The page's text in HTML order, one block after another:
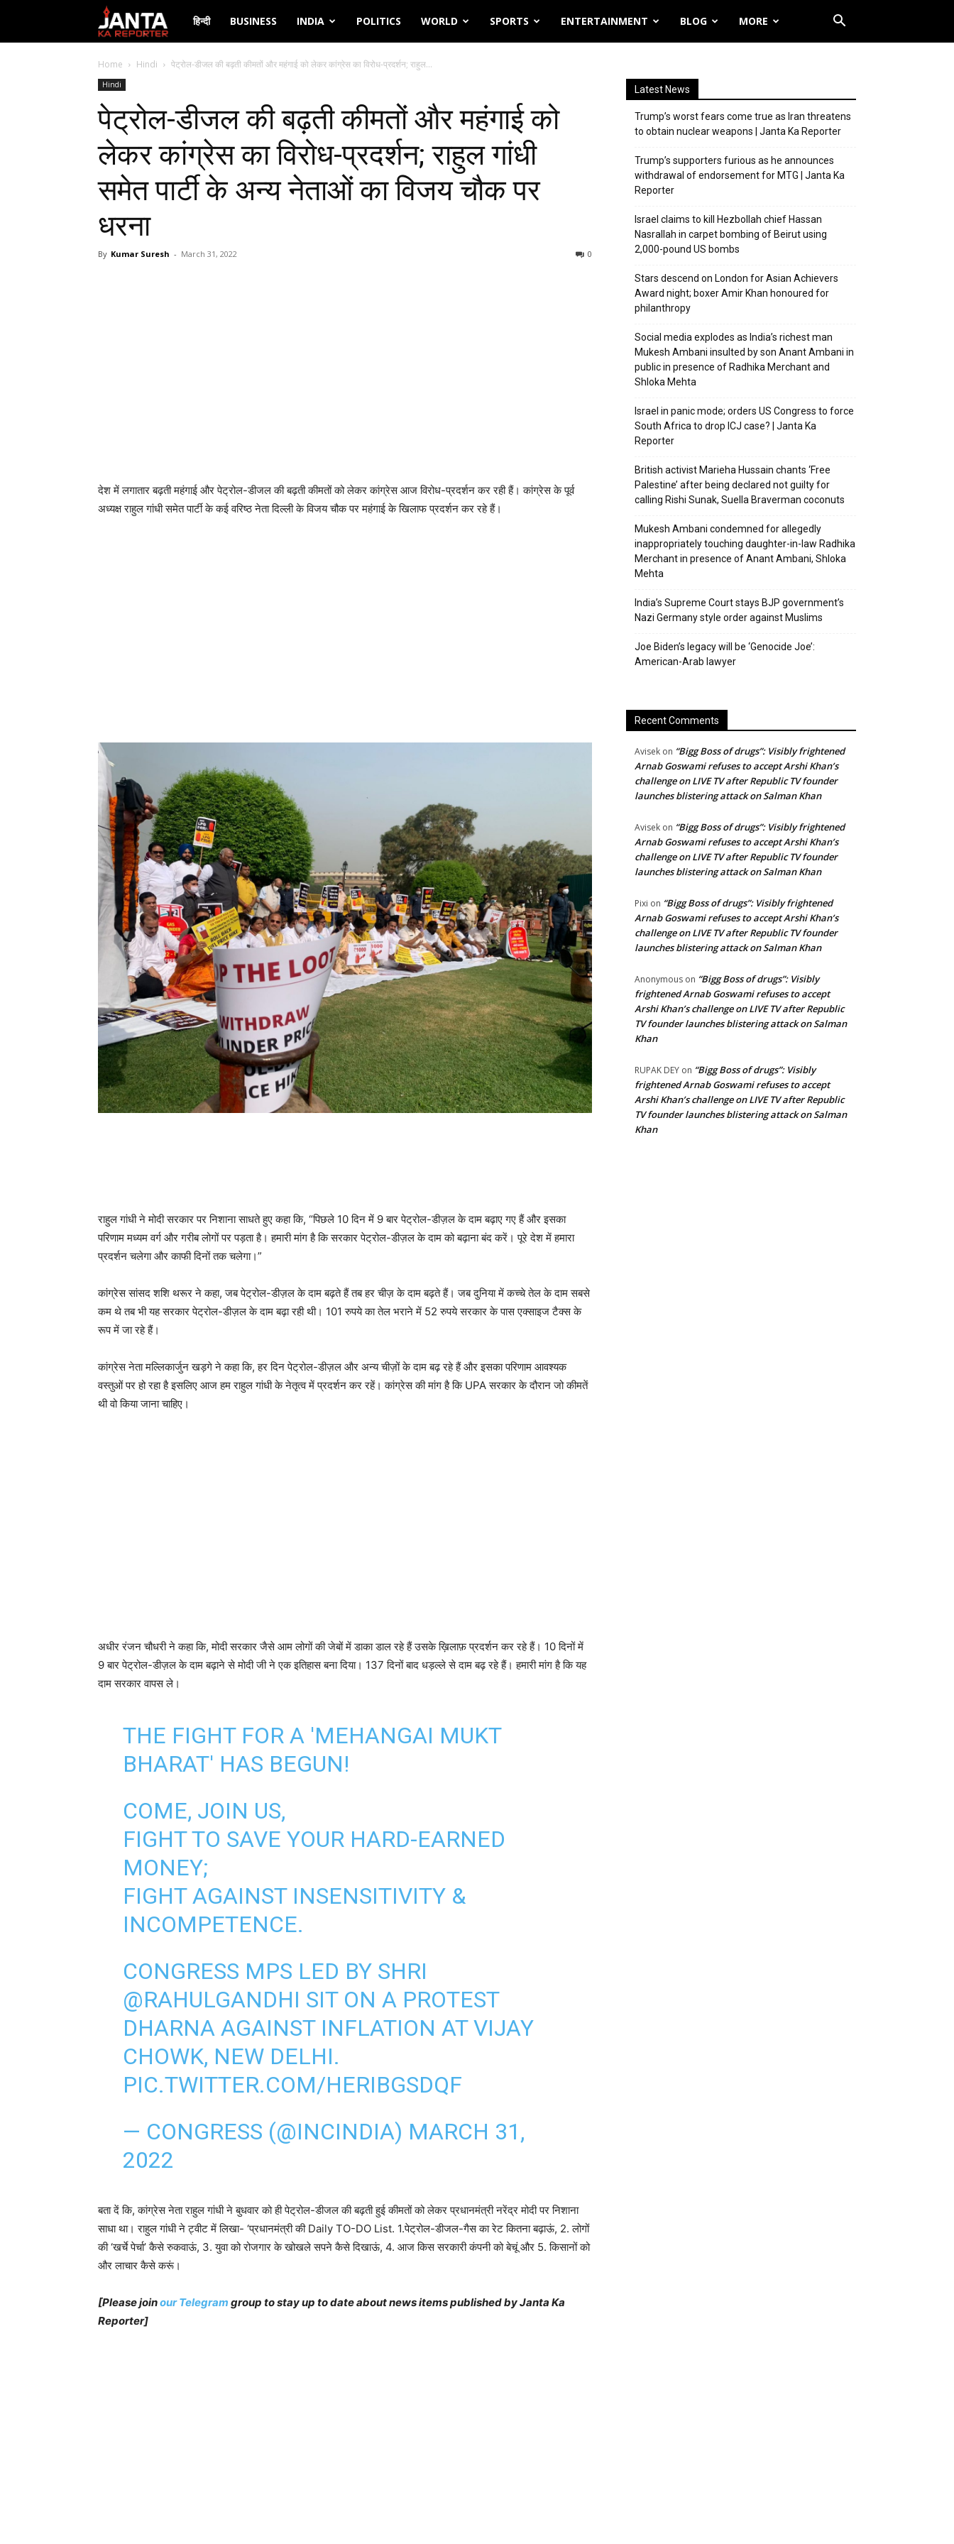
Janta
Ka
Reporter
हिन्दी BUSINESS INDIA POLITICS WORLD SPORTS ENTERTAINMENT BLOG MORE
Home Hindi पेट्रोल-डीजल की बढ़ती कीमतों और महंगाई को लेकर कांग्रेस का विरोध-प्रदर्शन; राहुल...
Hindi
पेट्रोल-डीजल की बढ़ती कीमतों और महंगाई को
लेकर कांग्रेस का विरोध-प्रदर्शन; राहुल गांधी
समेत पार्टी के अन्य नेताओं का विजय चौक पर
धरना
By Kumar Suresh - March 31, 2022 0
देश में लगातार बढ़ती महंगाई और पेट्रोल-डीजल की बढ़ती कीमतों को लेकर कांग्रेस आज विरोध-प्रदर्शन कर रही हैं। कांग्रेस के पूर्व
अध्यक्ष राहुल गांधी समेत पार्टी के कई वरिष्ठ नेता दिल्ली के विजय चौक पर महंगाई के खिलाफ प्रदर्शन कर रहे हैं।
राहुल गांधी ने मोदी सरकार पर निशाना साधते हुए कहा कि, “पिछले 10 दिन में 9 बार पेट्रोल-डीज़ल के दाम बढ़ाए गए हैं और इसका
परिणाम मध्यम वर्ग और गरीब लोगों पर पड़ता है। हमारी मांग है कि सरकार पेट्रोल-डीज़ल के दाम को बढ़ाना बंद करें। पूरे देश में हमारा
प्रदर्शन चलेगा और काफी दिनों तक चलेगा।”
कांग्रेस सांसद शशि थरूर ने कहा, जब पेट्रोल-डीज़ल के दाम बढ़ते हैं तब हर चीज़ के दाम बढ़ते हैं। जब दुनिया में कच्चे तेल के दाम सबसे
कम थे तब भी यह सरकार पेट्रोल-डीज़ल के दाम बढ़ा रही थी। 101 रुपये का तेल भराने में 52 रुपये सरकार के पास एक्साइज टैक्स के
रूप में जा रहे हैं।
कांग्रेस नेता मल्लिकार्जुन खड़गे ने कहा कि, हर दिन पेट्रोल-डीज़ल और अन्य चीज़ों के दाम बढ़ रहे हैं और इसका परिणाम आवश्यक
वस्तुओं पर हो रहा है इसलिए आज हम राहुल गांधी के नेतृत्व में प्रदर्शन कर रहें। कांग्रेस की मांग है कि UPA सरकार के दौरान जो कीमतें
थी वो किया जाना चाहिए।
अधीर रंजन चौधरी ने कहा कि, मोदी सरकार जैसे आम लोगों की जेबों में डाका डाल रहे हैं उसके ख़िलाफ़ प्रदर्शन कर रहे हैं। 10 दिनों में
9 बार पेट्रोल-डीज़ल के दाम बढ़ाने से मोदी जी ने एक इतिहास बना दिया। 137 दिनों बाद धड़ल्ले से दाम बढ़ रहे हैं। हमारी मांग है कि यह
दाम सरकार वापस ले।
THE FIGHT FOR A 'MEHANGAI MUKT
BHARAT' HAS BEGUN!
COME, JOIN US,
FIGHT TO SAVE YOUR HARD-EARNED
MONEY;
FIGHT AGAINST INSENSITIVITY &
INCOMPETENCE.
CONGRESS MPS LED BY SHRI
@RAHULGANDHI SIT ON A PROTEST
DHARNA AGAINST INFLATION AT VIJAY
CHOWK, NEW DELHI.
PIC.TWITTER.COM/HERIBGSDQF
— CONGRESS (@INCINDIA) MARCH 31,
2022
बता दें कि, कांग्रेस नेता राहुल गांधी ने बुधवार को ही पेट्रोल-डीजल की बढ़ती हुई कीमतों को लेकर प्रधानमंत्री नरेंद्र मोदी पर निशाना
साधा था। राहुल गांधी ने ट्वीट में लिखा- ‘प्रधानमंत्री की Daily TO-DO List. 1.पेट्रोल-डीजल-गैस का रेट कितना बढ़ाऊं, 2. लोगों
की ‘खर्चे पेर्चा’ कैसे रुकवाऊं, 3. युवा को रोजगार के खोखले सपने कैसे दिखाऊं, 4. आज किस सरकारी कंपनी को बेचूं और 5. किसानों को
और लाचार कैसे करूं।
[Please joinour Telegram group to stay up to date about news items published by Janta Ka
Reporter]
Latest News
Trump’s worst fears come true as Iran threatens
to obtain nuclear weapons | Janta Ka Reporter
Trump’s supporters furious as he announces
withdrawal of endorsement for MTG | Janta Ka
Reporter
Israel claims to kill Hezbollah chief Hassan
Nasrallah in carpet bombing of Beirut using
2,000-pound US bombs
Stars descend on London for Asian Achievers
Award night; boxer Amir Khan honoured for
philanthropy
Social media explodes as India’s richest man
Mukesh Ambani insulted by son Anant Ambani in
public in presence of Radhika Merchant and
Shloka Mehta
Israel in panic mode; orders US Congress to force
South Africa to drop ICJ case? | Janta Ka
Reporter
British activist Marieha Hussain chants ‘Free
Palestine’ after being declared not guilty for
calling Rishi Sunak, Suella Braverman coconuts
Mukesh Ambani condemned for allegedly
inappropriately touching daughter-in-law Radhika
Merchant in presence of Anant Ambani, Shloka
Mehta
India’s Supreme Court stays BJP government’s
Nazi Germany style order against Muslims
Joe Biden’s legacy will be ‘Genocide Joe’:
American-Arab lawyer
Recent Comments
Avisek on “Bigg Boss of drugs”: Visibly frightened
Arnab Goswami refuses to accept Arshi Khan’s
challenge on LIVE TV after Republic TV founder
launches blistering attack on Salman Khan
Avisek on “Bigg Boss of drugs”: Visibly frightened
Arnab Goswami refuses to accept Arshi Khan’s
challenge on LIVE TV after Republic TV founder
launches blistering attack on Salman Khan
Pixi on “Bigg Boss of drugs”: Visibly frightened
Arnab Goswami refuses to accept Arshi Khan’s
challenge on LIVE TV after Republic TV founder
launches blistering attack on Salman Khan
Anonymous on “Bigg Boss of drugs”: Visibly
frightened Arnab Goswami refuses to accept
Arshi Khan’s challenge on LIVE TV after Republic
TV founder launches blistering attack on Salman
Khan
RUPAK DEY on “Bigg Boss of drugs”: Visibly
frightened Arnab Goswami refuses to accept
Arshi Khan’s challenge on LIVE TV after Republic
TV founder launches blistering attack on Salman
Khan